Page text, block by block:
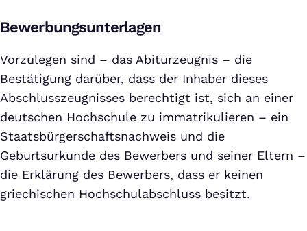
Bewerbungsunterlagen
Vorzulegen sind – das Abiturzeugnis – die
Bestätigung darüber, dass der Inhaber dieses
Abschlusszeugnisses berechtigt ist, sich an einer
deutschen Hochschule zu immatrikulieren – ein
Staatsbürgerschaftsnachweis und die
Geburtsurkunde des Bewerbers und seiner Eltern –
die Erklärung des Bewerbers, dass er keinen
griechischen Hochschulabschluss besitzt.